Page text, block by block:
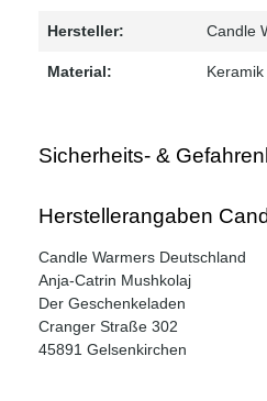
Hersteller: Candle
Material: Keramik
Sicherheits- &
Herstellerangaben
Candle Warmers Deutschland
Anja-Catrin Mushkolaj
Der Geschenkeladen
Cranger Straße 302
45891 Gelsenkirchen